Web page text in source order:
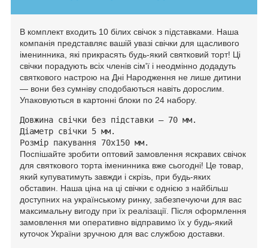
В комплект входить 10 білих свічок з підставками. Наша
компанія представляє вашій увазі свічки для щасливого
іменинника, які прикрасять будь-який святковий торт! Ці
свічки порадують всіх членів сім'ї і неодмінно додадуть
святкового настрою на Дні Народження не лише дитини
— вони без сумніву сподобаються навіть дорослим.
Упаковуються в картонні блоки по 24 набору.
Довжина свічки без підставки – 70 мм.
Діаметр свічки 5 мм.
Розмір пакування 70х150 мм.
Поспішайте зробити оптовий замовлення яскравих свічок
для святкового торта іменинника вже сьогодні! Це товар,
який купуватимуть завжди і скрізь, при будь-яких
обставин. Наша ціна на ці свічки є однією з найбільш
доступних на українському ринку, забезпечуючи для вас
максимальну вигоду при їх реалізації. Після оформлення
замовлення ми оперативно відправимо їх у будь-який
куточок України зручною для вас службою доставки.